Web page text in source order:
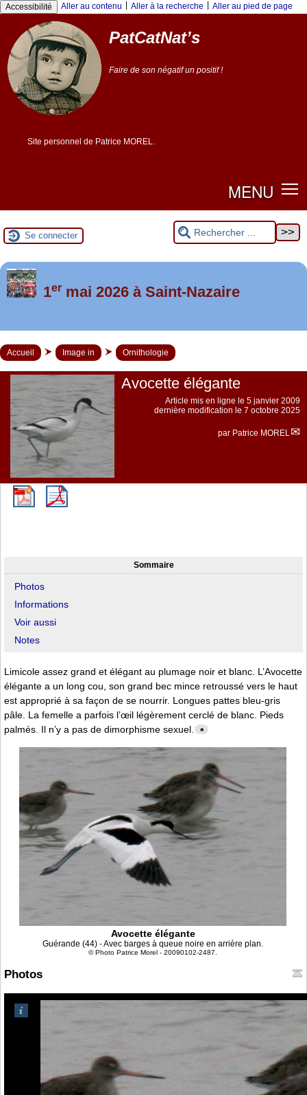
Accessibilité Aller au contenu Aller à la recherche Aller au pied de page
PatCatNat’s
Faire de son négatif un positif !
Site personnel de Patrice MOREL.
MENU
Se connecter
Foutez-nous la paix !
1ermai 2026 à Saint-Nazaire
Accueil Image in Ornithologie
Avocette élégante
Article mis en ligne le 5 janvier 2009
dernière modification le 7 octobre 2025
par Patrice MOREL
Sommaire
Photos
Informations
Voir aussi
Notes
Limicole assez grand et élégant au plumage noir et blanc. L’Avocette
élégante a un long cou, son grand bec mince retroussé vers le haut
est approprié à sa façon de se nourrir. Longues pattes bleu-gris
pâle. La femelle a parfois l’œil légèrement cerclé de blanc. Pieds
palmés. Il n’y a pas de dimorphisme sexuel.
*
Avocette élégante
Guérande (44) - Avec barges à queue noire en arrière plan.
© Photo Patrice Morel - 20090102-2487.
Photos